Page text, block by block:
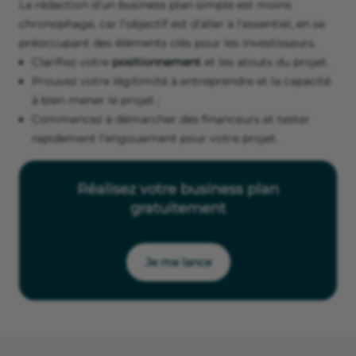
La rédaction d’un business plan simple est moins
chronophage, car l’objectif est d’aller à l’essentiel, en se
préoccupant des éléments clés pour les investisseurs.
Clarifiez votre positionnement et les atouts du projet.
Prouvez votre légitimité à entreprendre et la capacité
à bien mener le projet ;
Commencez à démarcher des financeurs et tester
rapidement l’engouement pour votre projet.
Réalisez votre business plan
gratuitement
Je me lance